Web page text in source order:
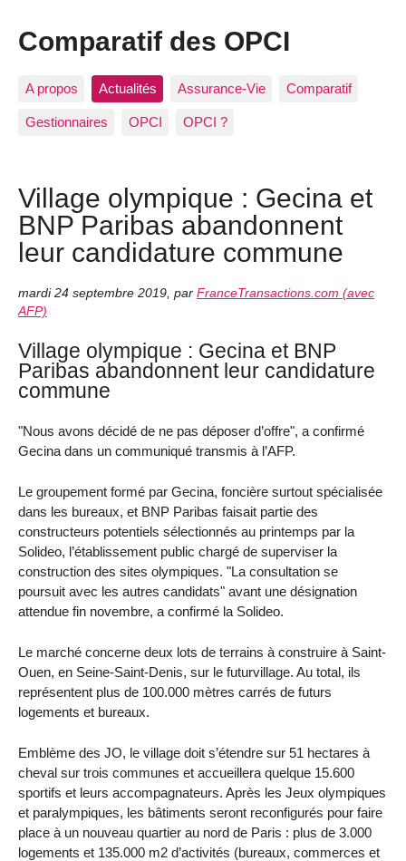
Comparatif des OPCI
A propos Actualités Assurance-Vie Comparatif
Gestionnaires OPCI OPCI ?
Village olympique : Gecina et
BNP Paribas abandonnent
leur candidature commune
mardi 24 septembre 2019 par FranceTransactions.com (avec
AFP)
Village olympique : Gecina et BNP
Paribas abandonnent leur candidature
commune
"Nous avons décidé de ne pas déposer d’offre", a confirmé
Gecina dans un communiqué transmis à l’AFP.
Le groupement formé par Gecina, foncière surtout spécialisée
dans les bureaux, et BNP Paribas faisait partie des
constructeurs potentiels sélectionnés au printemps par la
Solideo, l’établissement public chargé de superviser la
construction des sites olympiques. "La consultation se
poursuit avec les autres candidats" avant une désignation
attendue fin novembre, a confirmé la Solideo.
Le marché concerne deux lots de terrains à construire à Saint-
Ouen, en Seine-Saint-Denis, sur le futurvillage. Au total, ils
représentent plus de 100.000 mètres carrés de futurs
logements et bureaux.
Emblème des JO, le village doit s’étendre sur 51 hectares à
cheval sur trois communes et accueillera quelque 15.600
sportifs et leurs accompagnateurs. Après les Jeux olympiques
et paralympiques, les bâtiments seront reconfigurés pour faire
place à un nouveau quartier au nord de Paris : plus de 3.000
logements et 135.000 m2 d’activités (bureaux, commerces et